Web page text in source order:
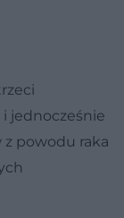
jednocześnie
z powodu raka